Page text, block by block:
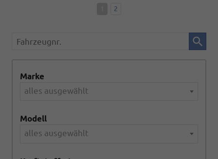
2
Fahrzeugnr.
Marke
alles ausgewählt
Modell
alles ausgewählt